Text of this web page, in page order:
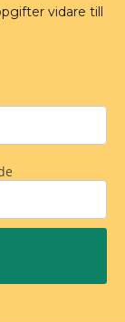
vidare till